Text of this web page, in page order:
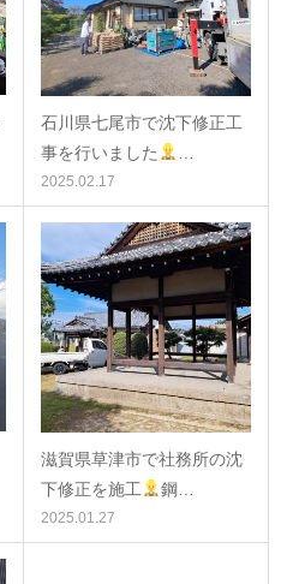
石川県七尾市で沈下修正工
事を行いました
2025.02.17
滋賀県草津市で社務所の沈
下修正を施工
鋼…
2025.01.27